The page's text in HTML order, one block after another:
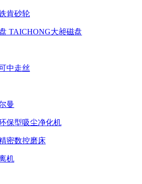
肯砂轮
TAICHONG大昶磁盘
中走丝
曼
保型吸尘净化机
密数控磨床
机